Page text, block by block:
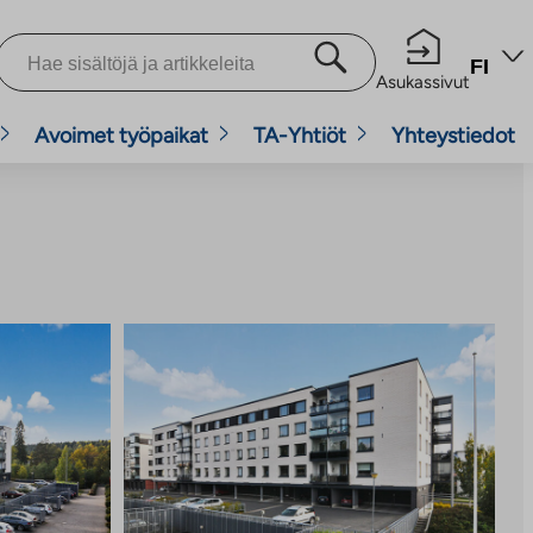
Asukassivut
FI
Avoimet työpaikat TA-Yhtiöt Yhteystiedot